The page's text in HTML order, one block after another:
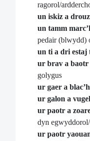
ragorol/
un iskiz a drouz
un tamm
pedair (blwydd)
un ti a dri estaj
ur brav a baotr
golygus
ur gaer a blac’h
ur galon a vugel
ur paotr a
dyn
ur paotr